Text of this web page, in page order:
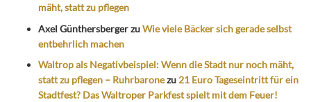
mäht, statt zu pflegen
Axel GünthersbergerzuWie viele Bäcker sich gerade selbst
entbehrlich machen
Waltrop als Negativbeispiel: Wenn die Stadt nur noch mäht,
statt zu pflegen – Ruhrbaronezu 21 Euro Tageseintritt für ein
Stadtfest? Das Waltroper Parkfest spielt mit dem Feuer!